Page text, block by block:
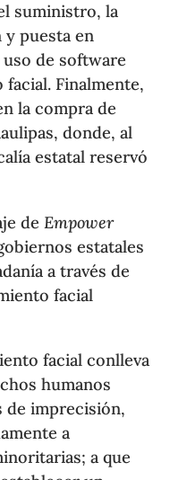
suministro, la
puesta en
de software
Finalmente,
la compra de
donde, al
estatal reservó
de Empower
estatales
a través de
facial
facial conlleva
humanos
de imprecisión,
a
a que